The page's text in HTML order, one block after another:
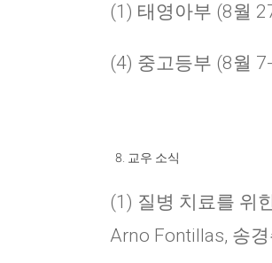
(1) 태영아부 (8월
(4) 중고등부 (8월
교우 소식
(1) 질병 치료를 위
Arno Fontillas, 송